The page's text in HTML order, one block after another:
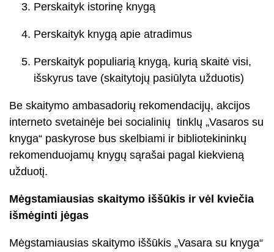
Perskaityk istorinę knygą
Perskaityk knygą apie atradimus
Perskaityk populiarią knygą, kurią skaitė visi,
išskyrus tave (skaitytojų pasiūlyta užduotis)
Be skaitymo ambasadorių rekomendacijų, akcijos
interneto svetainėje bei socialinių tinklų „Vasaros su
knyga“ paskyrose bus skelbiami ir bibliotekininkų
rekomenduojamų knygų sąrašai pagal kiekvieną
užduotį.
Mėgstamiausias skaitymo iššūkis ir vėl kviečia
išmėginti jėgas
Mėgstamiausias skaitymo iššūkis „Vasara su knyga“